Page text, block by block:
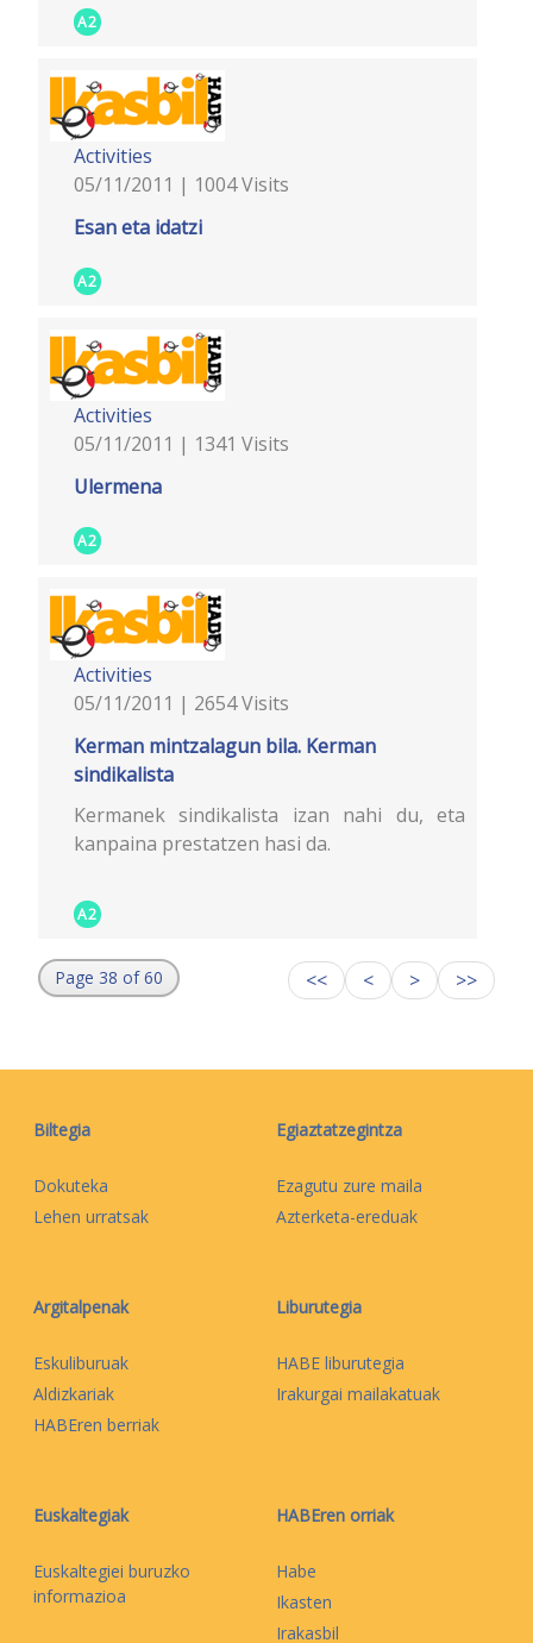
A2
Activities
05/11/2011 | 1004 Visits
Esan eta idatzi
A2
Activities
05/11/2011 | 1341 Visits
Ulermena
A2
Activities
05/11/2011 | 2654 Visits
Kerman mintzalagun bila. Kerman
sindikalista
Kermanek sindikalista izan nahi du, eta
kanpaina prestatzen hasi da.
A2
Page 38 of 60 << < > >>
Biltegia
Dokuteka
Lehen urratsak
Egiaztatzegintza
Ezagutu zure maila
Azterketa-ereduak
Argitalpenak
Eskuliburuak
Aldizkariak
HABEren berriak
Liburutegia
HABE liburutegia
Irakurgai mailakatuak
Euskaltegiak
Euskaltegiei buruzko
informazioa
HABEren orriak
Habe
Ikasten
Irakasbil